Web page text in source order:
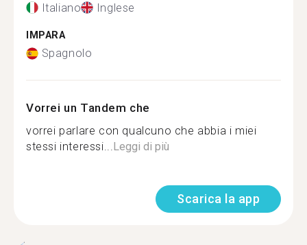
Italiano Inglese
IMPARA
Spagnolo
Vorrei un Tandem che
vorrei parlare con qualcuno che abbia i miei
stessi interessi...Leggi di più
Scarica la app